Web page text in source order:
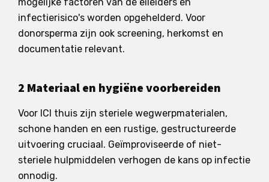
infectierisico's worden opgehelderd. Voor
donorsperma zijn ook screening, herkomst en
documentatie relevant.
2 Materiaal en hygiëne voorbereiden
Voor ICI thuis zijn steriele wegwerpmaterialen,
schone handen en een rustige, gestructureerde
uitvoering cruciaal. Geïmproviseerde of niet-
steriele hulpmiddelen verhogen de kans op infectie
onnodig.